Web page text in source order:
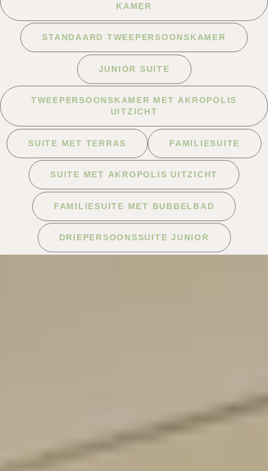
KAMER
STANDAARD TWEEPERSOONSKAMER
JUNIOR SUITE
TWEEPERSOONSKAMER MET AKROPOLIS
UITZICHT
SUITE MET TERRAS FAMILIESUITE
SUITE MET AKROPOLIS UITZICHT
FAMILIESUITE MET BUBBELBAD
DRIEPERSOONSSUITE JUNIOR